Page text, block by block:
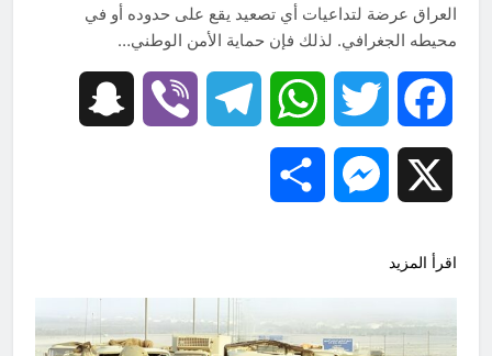
العراق عرضة لتداعيات أي تصعيد يقع على حدوده أو في
محيطه الجغرافي. لذلك فإن حماية الأمن الوطني…
Facebook
Twitter
WhatsApp
Telegram
Viber
Messenger
اقرأ المزيد